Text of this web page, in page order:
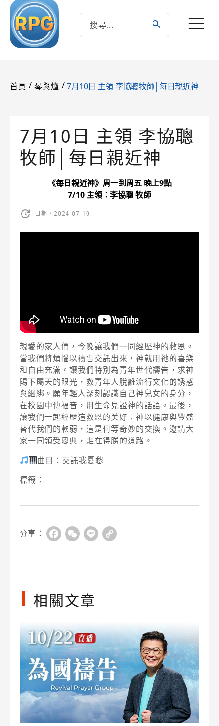
首頁 / 琴與爐 / 7月10日 主領 李協聰牧師│每日親近神
7月10日 主領 李協聰
牧師│每日親近神
《每日親近神》周一到周五 晚上9點
7/10 主領：李協聰 牧師
日期・2024-07-10
親愛的家人們，今晚讓我們一同經歷神的救恩。
當我們將煩惱以禱告交託出來，神就用祂的喜樂
和自由充滿。讓我們特別為青年世代禱告，求神
賜下屬天的眼光，救青年人脫離流行文化的誘惑
與綑綁。願年輕人深刻認識自己神兒女的身分，
在校園中傳福音，用生命見證神的話語。最後，
讓我們一起經歷這救恩的美好：神以健康與豐盛
替代我們的軟弱，這是何等奇妙的交換。邀請大
家一同領受恩典，走在得勝的道路。
曲目：交託我憂愁
標籤：
分享： FacebookWeChat
Line
相關文章